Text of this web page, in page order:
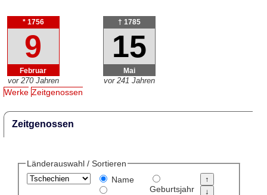
* 1756
9
Februar
vor 270 Jahren
† 1785
15
Mai
vor 241 Jahren
Werke Zeitgenossen
Zeitgenossen
Länderauswahl / Sortieren
Name
Geburtsjahr